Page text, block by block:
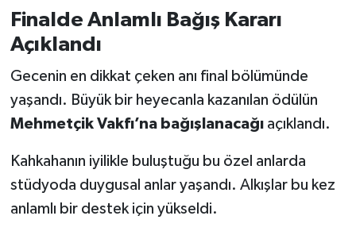
Finalde Anlamlı Bağış Kararı
Açıklandı
Gecenin en dikkat çeken anı final bölümünde
yaşandı. Büyük bir heyecanla kazanılan ödülün
Mehmetçik Vakfı’na bağışlanacağıaçıklandı.
Kahkahanın iyilikle buluştuğu bu özel anlarda
stüdyoda duygusal anlar yaşandı. Alkışlar bu kez
anlamlı bir destek için yükseldi.